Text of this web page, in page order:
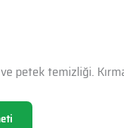
ve petek temizliği.